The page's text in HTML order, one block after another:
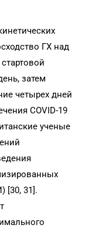
ГХ над
затем
четырех дней
COVID-19
ученые
[30, 31].